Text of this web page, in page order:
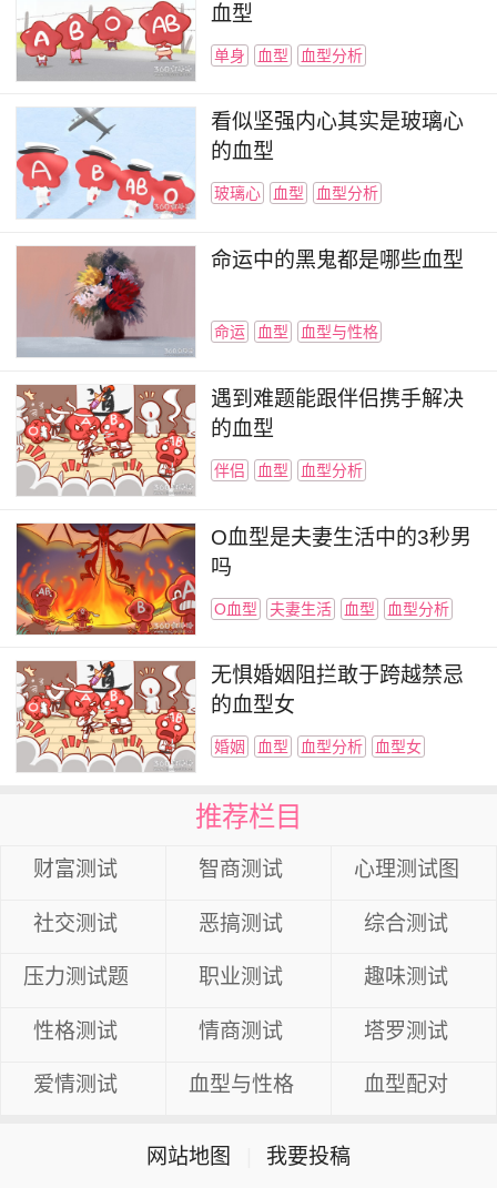
血型
单身 血型 血型分析
看似坚强内心其实是玻璃心
的血型
玻璃心 血型 血型分析
命运中的黑鬼都是哪些血型
命运 血型 血型与性格
遇到难题能跟伴侣携手解决
的血型
伴侣 血型 血型分析
O血型是夫妻生活中的3秒男
吗
O血型 夫妻生活 血型 血型分析
无惧婚姻阻拦敢于跨越禁忌
的血型女
婚姻 血型 血型分析 血型女
推荐栏目
财富测试 智商测试 心理测试图
社交测试 恶搞测试 综合测试
压力测试题 职业测试 趣味测试
性格测试 情商测试 塔罗测试
爱情测试 血型与性格 血型配对
网站地图 我要投稿